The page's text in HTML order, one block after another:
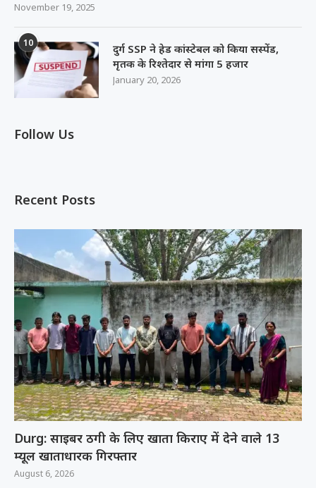
November 19, 2025
10
दुर्ग SSP ने हेड कांस्टेबल को किया सस्पेंड,
मृतक के रिश्तेदार से मांगा 5 हजार
January 20, 2026
Follow Us
Recent Posts
Durg: साइबर ठगी के लिए खाता किराए में देने वाले 13
म्यूल खाताधारक गिरफ्तार
August 6, 2026